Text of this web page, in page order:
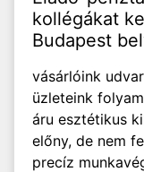
kollégákat
Budapest
vásárlóink
üzleteink
áru esztétikus
előny, de nem
precíz